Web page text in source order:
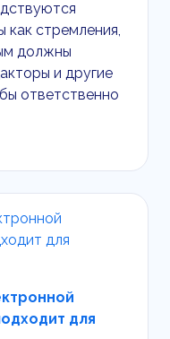
как стремления,
должны
и другие
ответственно
для